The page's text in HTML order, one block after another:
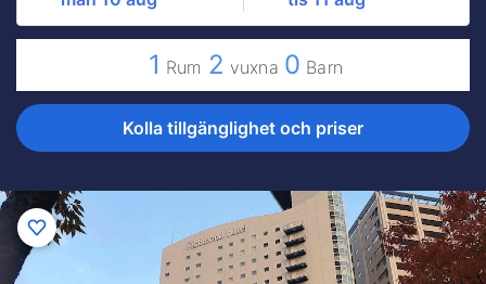
1 Rum 2 vuxna 0 Barn
Kolla tillgänglighet och priser